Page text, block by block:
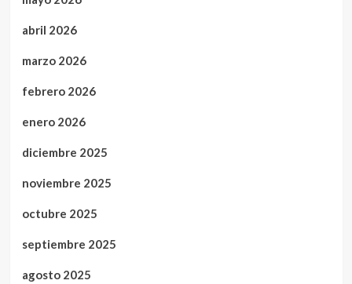
abril 2026
marzo 2026
febrero 2026
enero 2026
diciembre 2025
noviembre 2025
octubre 2025
septiembre 2025
agosto 2025